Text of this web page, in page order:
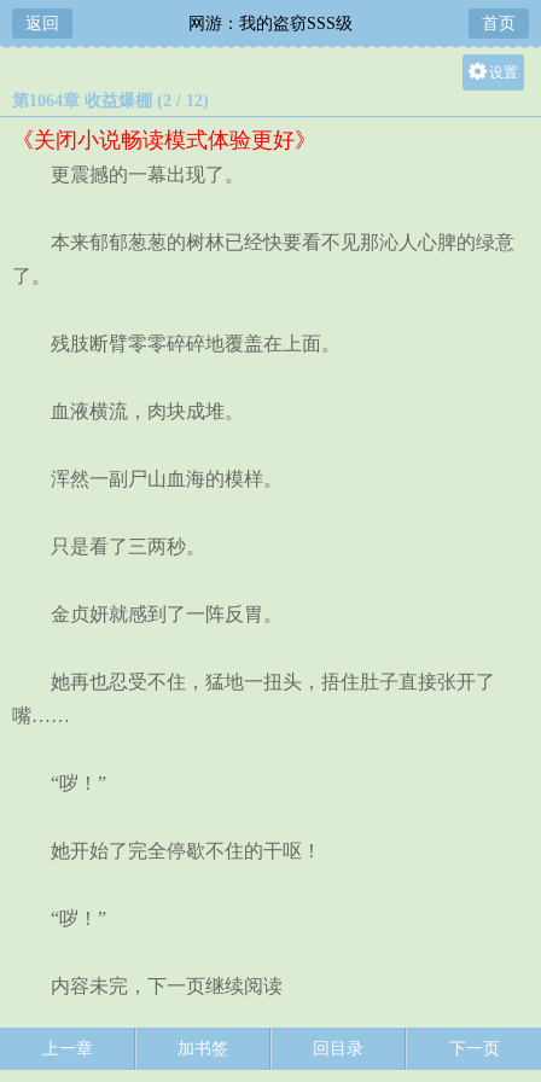
返回 网游：我的盗窃SSS级 首页
设置
第1064章 收益爆棚 (2 / 12)
《关闭小说畅读模式体验更好》
更震撼的一幕出现了。
本来郁郁葱葱的树林已经快要看不见那沁人心脾的绿意
了。
残肢断臂零零碎碎地覆盖在上面。
血液横流，肉块成堆。
浑然一副尸山血海的模样。
只是看了三两秒。
金贞妍就感到了一阵反胃。
她再也忍受不住，猛地一扭头，捂住肚子直接张开了
嘴……
“哕！”
她开始了完全停歇不住的干呕！
“哕！”
内容未完，下一页继续阅读
上一章 加书签 回目录 下一页